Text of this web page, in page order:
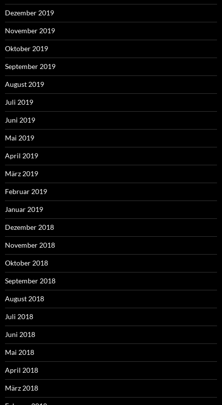
Dezember 2019
November 2019
Oktober 2019
September 2019
August 2019
Juli 2019
Juni 2019
Mai 2019
April 2019
März 2019
Februar 2019
Januar 2019
Dezember 2018
November 2018
Oktober 2018
September 2018
August 2018
Juli 2018
Juni 2018
Mai 2018
April 2018
März 2018